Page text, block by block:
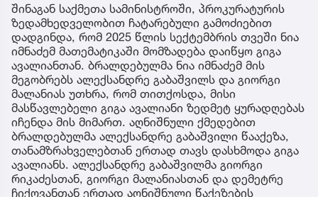
შინაგან საქმეთა სამინისტროში, პროკურატურის
ზედამხედველობით ჩატარებული გამოძიებით
დადგინდა, რომ 2025 წლის სექტემბრის თვეში ნია
იმნაძემ მათემატიკაში მომზადება დაიწყო გიგა
ავალიანთან. ბრალდებულმა ნია იმნაძემ მის
მეგობრებს ალექსანდრე გაბაშვილს და გიორგი
მალანიას უთხრა, რომ თითქოსდა, მისი
მასწავლებელი გიგა ავალიანი ზედმეტ ყურადღებას
იჩენდა მის მიმართ. აღნიშნული ქმედებით
ბრალდებულმა ალექსანდრე გაბაშვილი წააქეზა,
თანამზრახველებთან ერთად თავს დასხმოდა გიგა
ავალიანს. ალექსანდრე გაბაშვილმა გიორგი
რიკაძესთან, გიორგი მალანიასთან და დემეტრე
ჩიქოვანთან ერთად აღნიშნული წაქეზების